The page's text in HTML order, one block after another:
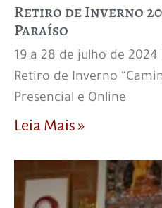
Retiro de Inverno
Paraíso
19 a 28 de julho de 2024
Retiro de Inverno
Presencial e Online
Leia Mais »